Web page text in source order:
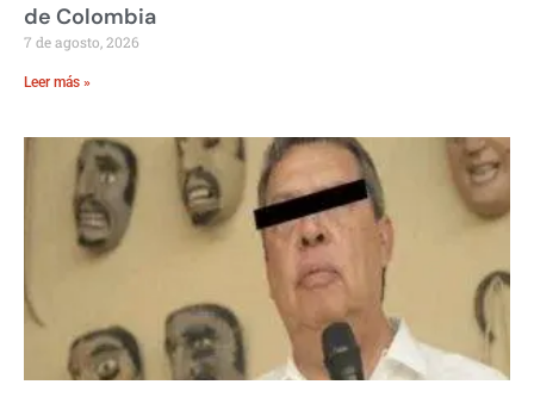
de Colombia
7 de agosto, 2026
Leer más »